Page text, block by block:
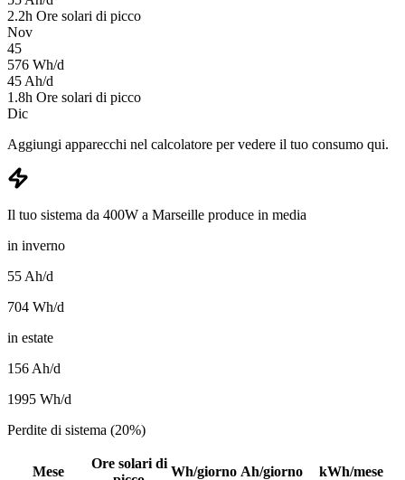
2.2h Ore solari di picco
Nov
45
576 Wh/d
45 Ah/d
1.8h Ore solari di picco
Dic
Aggiungi apparecchi nel calcolatore per vedere il tuo consumo qui.
Il tuo sistema da 400W a Marseille produce in media
in inverno
55 Ah/d
704 Wh/d
in estate
156 Ah/d
1995 Wh/d
Perdite di sistema (20%)
Mese
Ore solari di
Wh/giorno Ah/giorno kWh/mese